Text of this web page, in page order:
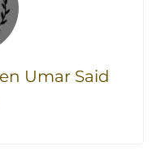
Umar Said